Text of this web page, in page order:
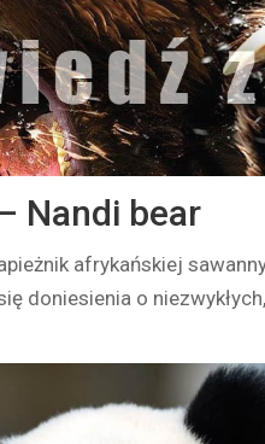
Nandi bear
afrykańskiej
doniesienia o